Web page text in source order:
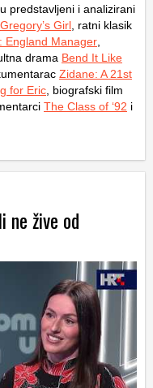
predstavljeni i analizirani
Gregory’s Girl , ratni klasik
England Manager
drama Bend It Like
Zidane: A 21st
for Eric , biografski film
The Class of ‘92 i
ne žive od